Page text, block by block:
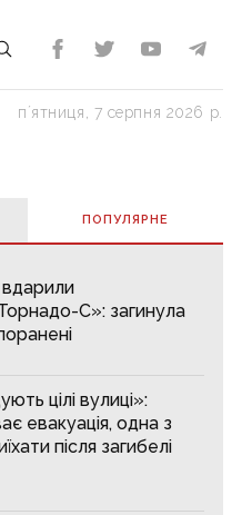
пʼятниця, 7 серпня 2026 р.
ПОПУЛЯРНE
вдарили
С»: загинула
цілі вулиці»:
евакуація, одна з
після загибелі